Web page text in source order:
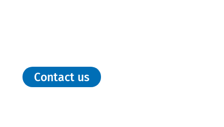
Contact us